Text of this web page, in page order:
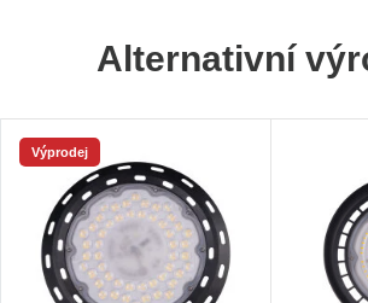
Alternativní
Výprodej